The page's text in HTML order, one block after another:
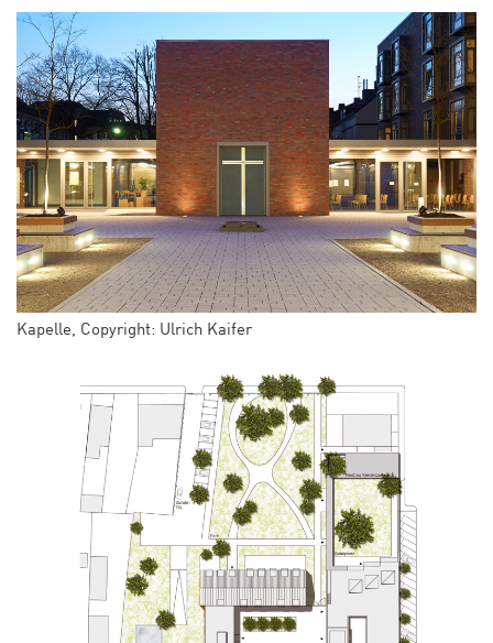
Kapelle, Copyright: Ulrich Kaifer